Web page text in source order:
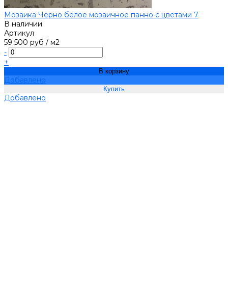
Мозаика Чёрно белое мозаичное панно с цветами 7
В наличии
Артикул
59 500 руб / м2
-
+
В корзину
Добавлено
Добавлено